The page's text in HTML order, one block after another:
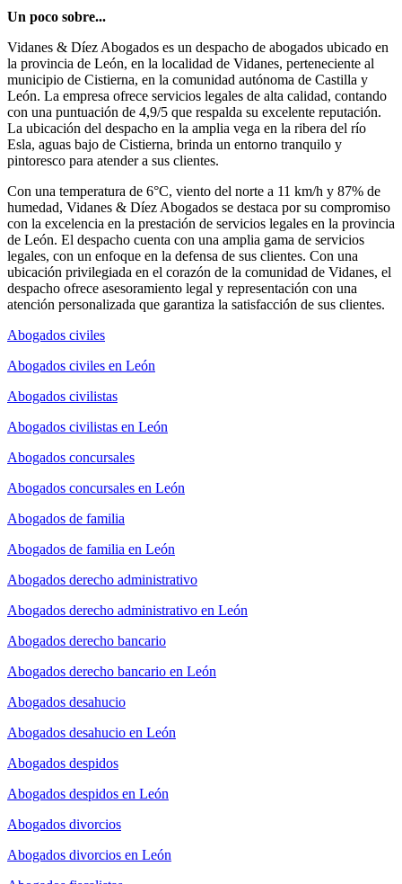
Un poco sobre...
Vidanes & Díez Abogados es un despacho de abogados ubicado en
la provincia de León, en la localidad de Vidanes, perteneciente al
municipio de Cistierna, en la comunidad autónoma de Castilla y
León. La empresa ofrece servicios legales de alta calidad, contando
con una puntuación de 4,9/5 que respalda su excelente reputación.
La ubicación del despacho en la amplia vega en la ribera del río
Esla, aguas bajo de Cistierna, brinda un entorno tranquilo y
pintoresco para atender a sus clientes.
Con una temperatura de 6°C, viento del norte a 11 km/h y 87% de
humedad, Vidanes & Díez Abogados se destaca por su compromiso
con la excelencia en la prestación de servicios legales en la provincia
de León. El despacho cuenta con una amplia gama de servicios
legales, con un enfoque en la defensa de sus clientes. Con una
ubicación privilegiada en el corazón de la comunidad de Vidanes, el
despacho ofrece asesoramiento legal y representación con una
atención personalizada que garantiza la satisfacción de sus clientes.
Abogados civiles
Abogados civiles en León
Abogados civilistas
Abogados civilistas en León
Abogados concursales
Abogados concursales en León
Abogados de familia
Abogados de familia en León
Abogados derecho administrativo
Abogados derecho administrativo en León
Abogados derecho bancario
Abogados derecho bancario en León
Abogados desahucio
Abogados desahucio en León
Abogados despidos
Abogados despidos en León
Abogados divorcios
Abogados divorcios en León